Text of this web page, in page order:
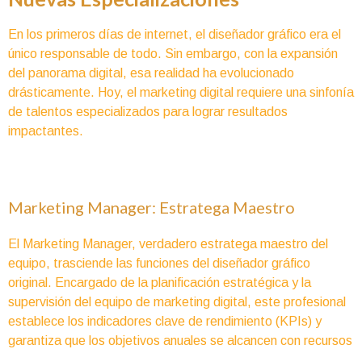
En los primeros días de internet, el diseñador gráfico era el
único responsable de todo. Sin embargo, con la expansión
del panorama digital, esa realidad ha evolucionado
drásticamente. Hoy, el marketing digital requiere una sinfonía
de talentos especializados para lograr resultados
impactantes.
Marketing Manager: Estratega Maestro
El Marketing Manager, verdadero estratega maestro del
equipo, trasciende las funciones del diseñador gráfico
original. Encargado de la planificación estratégica y la
supervisión del equipo de marketing digital, este profesional
establece los indicadores clave de rendimiento (KPIs) y
garantiza que los objetivos anuales se alcancen con recursos